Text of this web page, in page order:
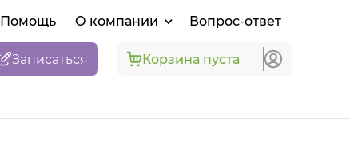
Помощь О компании Вопрос-ответ
Записаться Корзина пуста